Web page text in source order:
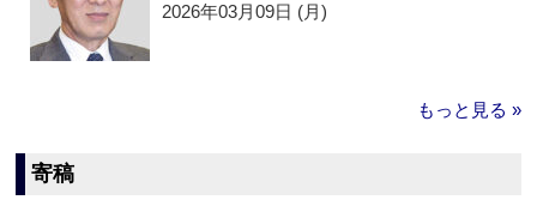
2026年03月09日 (月)
もっと見る »
寄稿